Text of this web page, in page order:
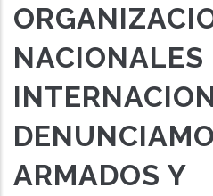
NACIONALES
ARMADOS Y